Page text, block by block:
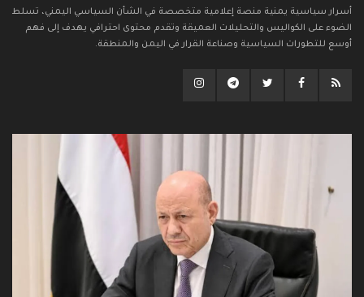
أسرار سياسية يمنية منصة إعلامية متخصصة في الشأن السياسي اليمني، تسلط
الضوء على الكواليس والتحليلات العميقة وتقدم محتوى احترافي يهدف إلى فهم
أوسع للتطورات السياسية وصناعة القرار في اليمن والمنطقة.